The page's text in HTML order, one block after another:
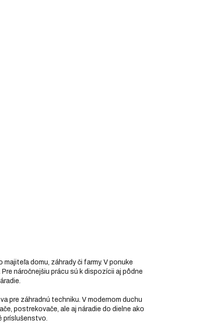
domu, záhrady či farmy. V ponuke
náročnejšiu prácu sú k dispozícii aj pôdne
pre záhradnú techniku. V modernom duchu
postrekovače, ale aj náradie do dielne ako
príslušenstvo.